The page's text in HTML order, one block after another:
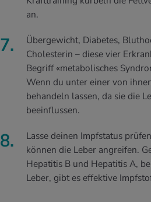
an.
Übergewicht, Diabetes,
Cholesterin – diese vier
Begriff «metabolisches
Wenn du unter einer von
behandeln lassen, da sie die
beeinflussen.
Lasse deinen Impfstatus
können die Leber angreifen.
Hepatitis B und Hepatitis A,
Leber, gibt es effektive